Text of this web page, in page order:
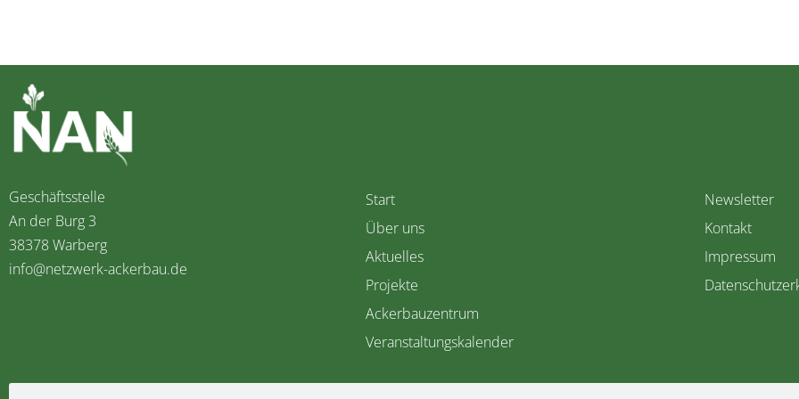
Geschäftsstelle
An der Burg 3
38378 Warberg
info@netzwerk-ackerbau.de
Start
Über uns
Aktuelles
Projekte
Ackerbauzentrum
Veranstaltungskalender
Newsletter
Kontakt
Impressum